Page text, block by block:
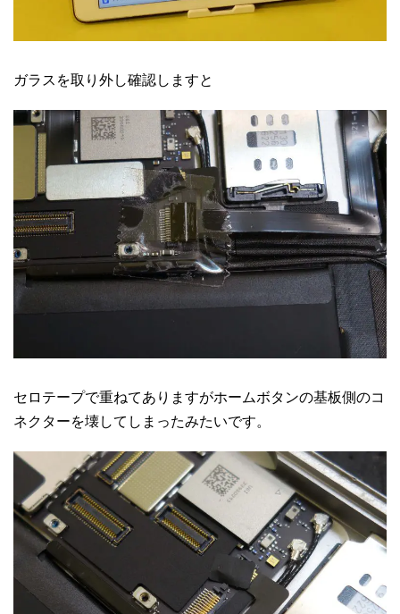
ガラスを取り外し確認しますと
セロテープで重ねてありますがホームボタンの基板側のコ
ネクターを壊してしまったみたいです。